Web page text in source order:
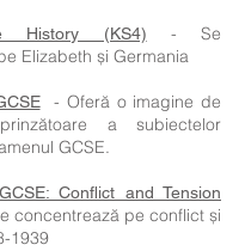
History (KS4)
- Se
Elizabeth și Germania
- Oferă o imagine de
a subiectelor
GCSE.
Conflict and Tension
concentrează pe conflict și
1939